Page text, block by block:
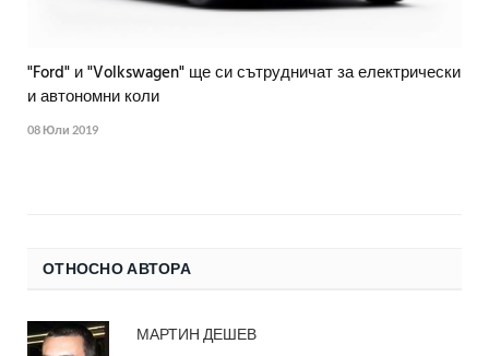
"Ford" и "Volkswagen" ще си сътрудничат за електрически
и автономни коли
08 Юли 2019
ОТНОСНО АВТОРА
МАРТИН ДЕШЕВ